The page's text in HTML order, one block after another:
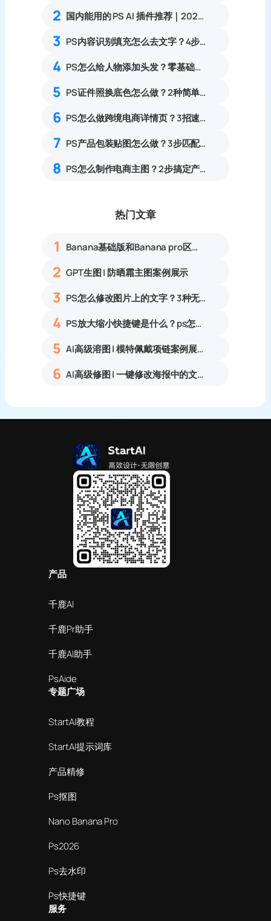
2 国内能用的 PS AI 插件推荐｜2026 4款AI插件最新实测
3 PS内容识别填充怎么去文字？4步快速清除水印
4 PS怎么给人物添加头发？零基础合成自然补发实操教程
5 PS证件照换底色怎么做？2种简单处理方式
6 PS怎么做跨境电商详情页？3招速出亚马逊A+详情页
7 PS产品包装贴图怎么做？3步匹配光影实现真实立体效果
8 PS怎么制作电商主图？2步搞定产品白底图+主图
热门文章
1 Banana基础版和Banana pro区别对比丨具体案例应用+使用教程
2 GPT生图 | 防晒霜主图案例展示
3 PS怎么修改图片上的文字？3种无痕改字方法，新手也能搞定
4 PS放大缩小快捷键是什么？ps怎么把图片拉大拉小？
5 AI高级溶图 | 模特佩戴项链案例展示
6 AI高级修图 | 一键修改海报中的文字
产品
千鹿AI
千鹿Pr助手
千鹿AI助手
PsAide
专题广场
StartAI教程
StartAI提示词库
产品精修
Ps抠图
Nano Banana Pro
Ps2026
Ps去水印
Ps快捷键
服务